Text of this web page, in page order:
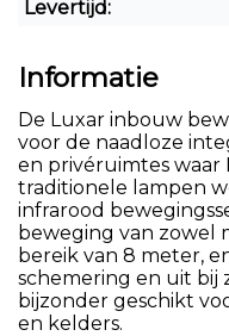
Levertijd:
Informatie
De Luxar inbouw
voor de naadloze
en privéruimtes waar
traditionele lampen
infrarood
beweging van zowel
bereik van 8 meter,
schemering en uit bij
bijzonder geschikt
en kelders.